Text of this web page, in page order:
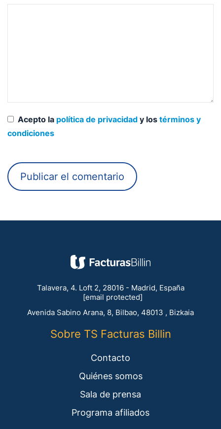
Acepto la política de privacidad y los términos y
condiciones
Talavera, 4. Loft 2, 28016 - Madrid, España
[email protected]
Avenida Sabino Arana, 8, Bilbao, 48013 , Bizkaia
Sobre TS Facturas Billin
Contacto
Quiénes somos
Sala de prensa
Programa afiliados